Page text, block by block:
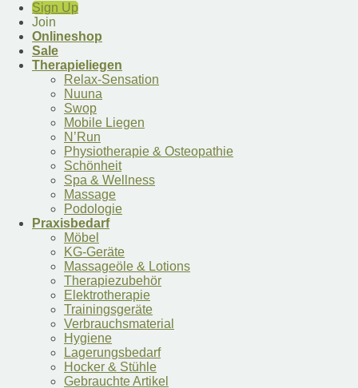
Sign Up
Join
Onlineshop
Sale
Therapieliegen
Relax-Sensation
Nuuna
Swop
Mobile Liegen
N’Run
Physiotherapie & Osteopathie
Schönheit
Spa & Wellness
Massage
Podologie
Praxisbedarf
Möbel
KG-Geräte
Massageöle & Lotions
Therapiezubehör
Elektrotherapie
Trainingsgeräte
Verbrauchsmaterial
Hygiene
Lagerungsbedarf
Hocker & Stühle
Gebrauchte Artikel